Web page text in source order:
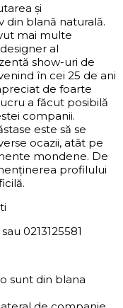
și
din blană naturală.
mai multe
al
show-uri de
în cei 25 de ani
de foarte
a făcut posibilă
companii.
este să se
ocazii, atât pe
mondene. De
profilului
0213125581
sunt din blana